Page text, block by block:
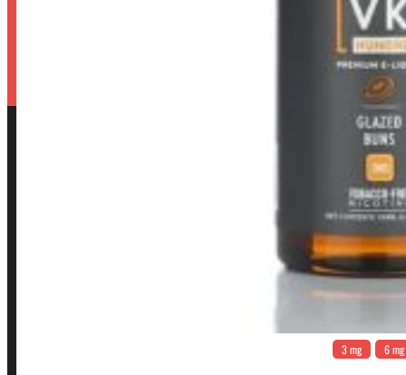
3 mg 6 mg